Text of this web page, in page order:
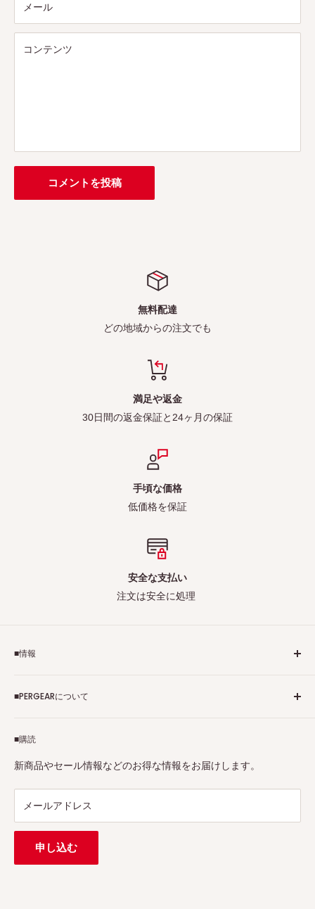
メール
コンテンツ
コメントを投稿
無料配達
どの地域からの注文でも
満足や返金
30日間の返金保証と24ヶ月の保証
手頃な価格
低価格を保証
安全な支払い
注文は安全に処理
■購読
新商品やセール情報などのお得な情報をお届けします。
メールアドレス
申し込む
■情報
個人情報保護方針
Tax-free
特定商取引法に基づく表示
■PERGEARについて
7Artisans、FIMIなど各撮影機材ブランドの正規代理店です。
プロ、アマチュアを問わず、さまざまな撮影製品を取り揃え
連絡先： support@pergear.co.jp